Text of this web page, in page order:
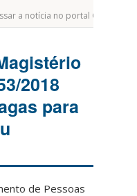
a notícia no portal Guia do
2018
para
de Pessoas